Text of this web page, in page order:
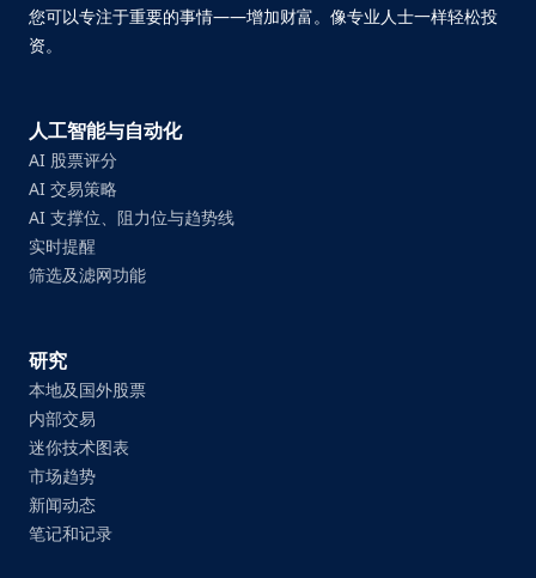
您可以专注于重要的事情——增加财富。像专业人士一样轻松投
资。
人工智能与自动化
AI 股票评分
AI 交易策略
AI 支撑位、阻力位与趋势线
实时提醒
筛选及滤网功能
研究
本地及国外股票
内部交易
迷你技术图表
市场趋势
新闻动态
笔记和记录